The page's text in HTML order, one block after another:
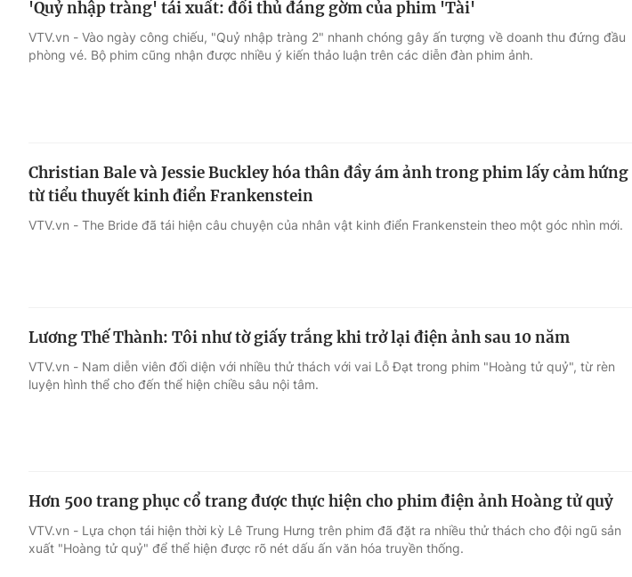
'Quỷ nhập tràng' tái xuất: đối thủ đáng gờm của phim 'Tài'
VTV.vn - Vào ngày công chiếu, "Quỷ nhập tràng 2" nhanh chóng gây ấn tượng về doanh thu đứng đầu
phòng vé. Bộ phim cũng nhận được nhiều ý kiến thảo luận trên các diễn đàn phim ảnh.
Christian Bale và Jessie Buckley hóa thân đầy ám ảnh trong phim lấy cảm hứng
từ tiểu thuyết kinh điển Frankenstein
VTV.vn - The Bride đã tái hiện câu chuyện của nhân vật kinh điển Frankenstein theo một góc nhìn mới.
Lương Thế Thành: Tôi như tờ giấy trắng khi trở lại điện ảnh sau 10 năm
VTV.vn - Nam diễn viên đối diện với nhiều thử thách với vai Lỗ Đạt trong phim "Hoàng tử quỷ", từ rèn
luyện hình thể cho đến thể hiện chiều sâu nội tâm.
Hơn 500 trang phục cổ trang được thực hiện cho phim điện ảnh Hoàng tử quỷ
VTV.vn - Lựa chọn tái hiện thời kỳ Lê Trung Hưng trên phim đã đặt ra nhiều thử thách cho đội ngũ sản
xuất "Hoàng tử quỷ" để thể hiện được rõ nét dấu ấn văn hóa truyền thống.